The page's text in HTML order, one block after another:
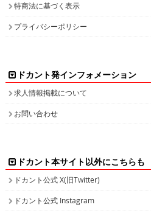
特商法に基づく表示
プライバシーポリシー
ドカント発インフォメーション
求人情報掲載について
お問い合わせ
ドカント本サイト以外にこちらも
ドカント公式 X(旧Twitter)
ドカント公式 Instagram